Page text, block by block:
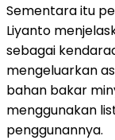
Sementara itu
Liyanto
sebagai
mengeluarkan
bahan bakar
menggunakan
penggunannya.